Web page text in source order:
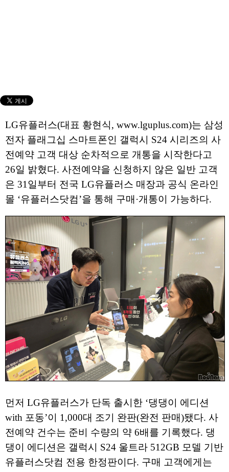
LG유플러스(대표 황현식, www.lguplus.com)는 삼성
전자 플래그십 스마트폰인 갤럭시 S24 시리즈의 사
전예약 고객 대상 순차적으로 개통을 시작한다고
26일 밝혔다. 사전예약을 신청하지 않은 일반 고객
은 31일부터 전국 LG유플러스 매장과 공식 온라인
몰 ‘유플러스닷컴’을 통해 구매·개통이 가능하다.
먼저 LG유플러스가 단독 출시한 ‘댕댕이 에디션
with 포동’이 1,000대 조기 완판(완전 판매)됐다. 사
전예약 건수는 준비 수량의 약 6배를 기록했다. 댕
댕이 에디션은 갤럭시 S24 울트라 512GB 모델 기반
유플러스닷컴 전용 한정판이다. 구매 고객에게는